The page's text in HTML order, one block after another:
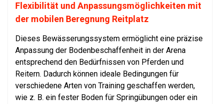
Flexibilität und Anpassungsmöglichkeiten mit
der mobilen Beregnung Reitplatz
Dieses Bewässerungssystem ermöglicht eine präzise
Anpassung der Bodenbeschaffenheit in der Arena
entsprechend den Bedürfnissen von Pferden und
Reitern. Dadurch können ideale Bedingungen für
verschiedene Arten von Training geschaffen werden,
wie z. B. ein fester Boden für Springübungen oder ein